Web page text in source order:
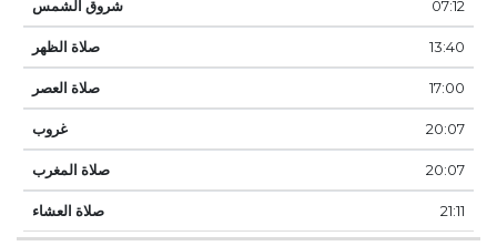
07:12
13:40
17:00
20:07
20:07
21:11